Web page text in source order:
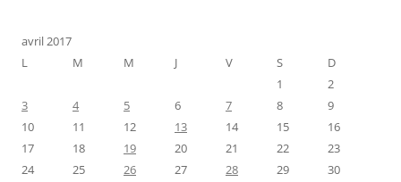
avril 2017
L
M M J V S
D
1
2
3
4 5 6 7 8
9
10
11 12 13 14 15
16
17
18 19 20 21 22
23
24
25 26 27 28 29
30